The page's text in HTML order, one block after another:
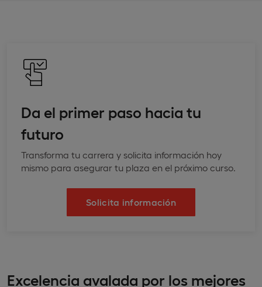
Da el primer paso hacia tu
futuro
Transforma tu carrera y solicita información hoy
mismo para asegurar tu plaza en el próximo curso.
Solicita información
Excelencia avalada por los mejores